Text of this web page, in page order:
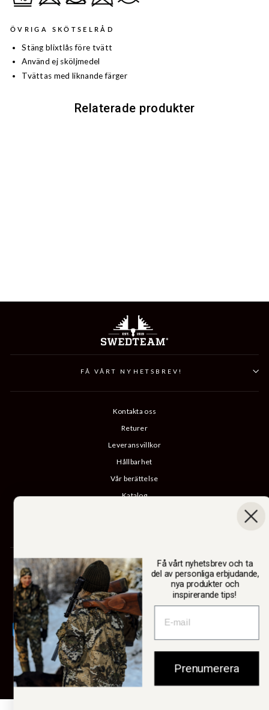
ÖVRIGA SKÖTSELRÅD
Stäng blixtlås före tvätt
Använd ej sköljmedel
Tvättas med liknande färger
Relaterade produkter
FÅ VÅRT NYHETSBREV!
Kontakta oss
Returer
Leveransvillkor
Hållbarhet
Vår berättelse
Katalog
SWEDTEAM AB
ValutaSverige (SEK kr)
© 2026 Swedteam
Få vårt nyhetsbrev och ta
del av personliga erbjudande,
nya produkter och
inspirerande tips!
Prenumerera